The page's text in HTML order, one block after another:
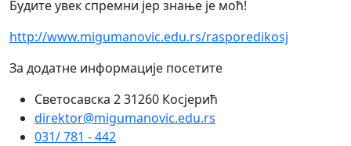
Будите увек спремни јер знање је моћ!
http://www.migumanovic.edu.rs/rasporedikosj
За додатне информације посетите
Светосавска 2 31260 Косјерић
direktor@migumanovic.edu.rs
031/ 781 - 442